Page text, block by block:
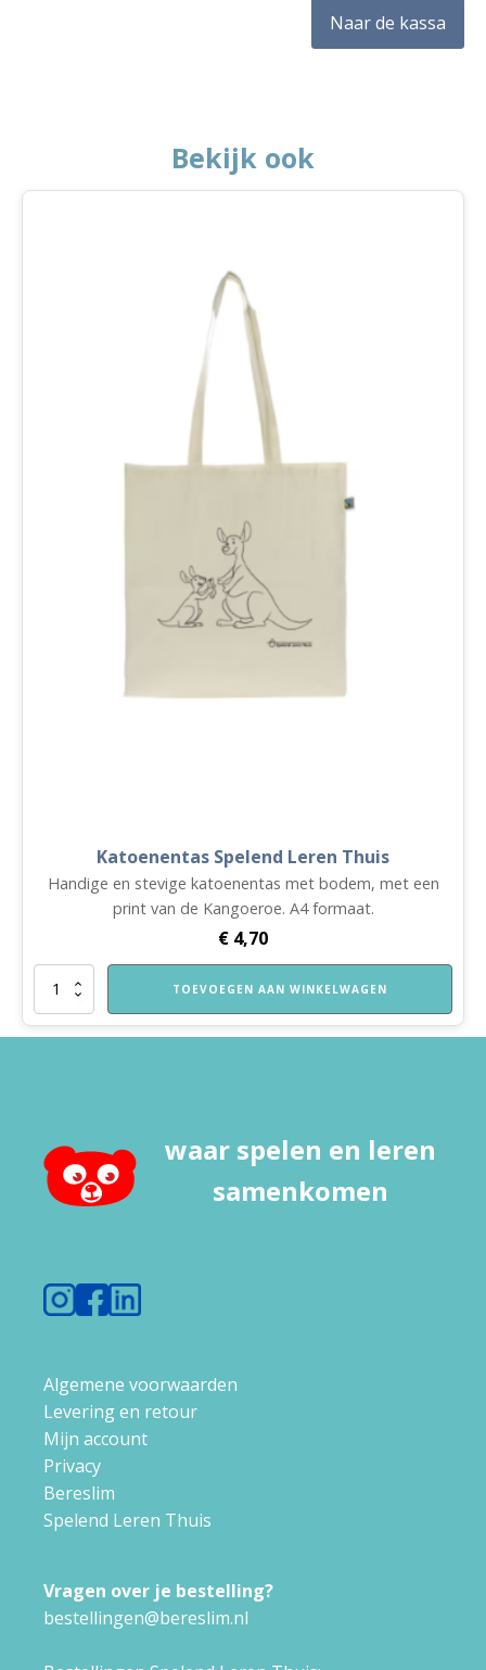
Naar de kassa
Bekijk ook
Katoenentas Spelend Leren Thuis
Handige en stevige katoenentas met bodem, met een
print van de Kangoeroe. A4 formaat.
€ 4,70
Katoenentas
Leren
TOEVOEGEN AAN WINKELWAGEN
waar spelen en leren
samenkomen
Algemene voorwaarden
Levering en retour
Mijn account
Privacy
Bereslim
Spelend Leren Thuis
Vragen over je bestelling?
bestellingen@bereslim.nl